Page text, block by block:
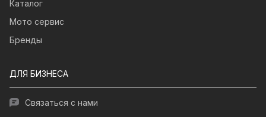
Каталог
Мото сервис
Бренды
ДЛЯ БИЗНЕСА
Связаться с нами